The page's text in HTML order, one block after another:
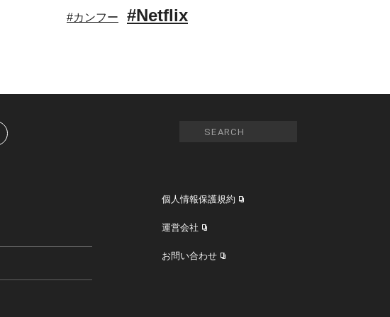
#カンフー #Netflix
個人情報保護規約
運営会社
お問い合わせ